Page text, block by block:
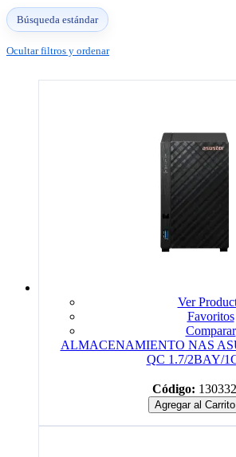
Búsqueda estándar
Ocultar filtros y ordenar
Ver
Favoritos
Comparar
ALMACENAMIENTO NAS
QC 1.7/2BAY/
Código: 130332
Agregar al Carrito